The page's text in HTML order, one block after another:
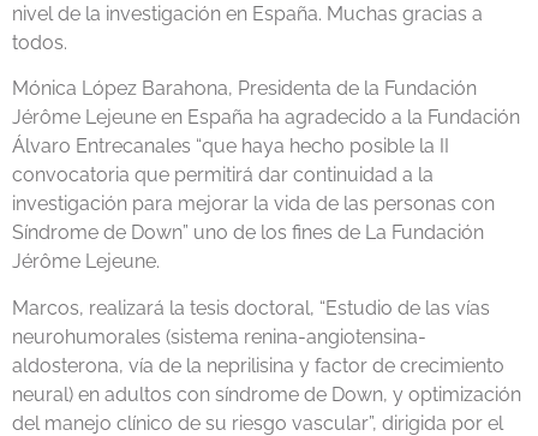
nivel de la investigación en España. Muchas gracias a
todos.
Mónica López Barahona, Presidenta de la Fundación
Jérôme Lejeune en España ha agradecido a la Fundación
Álvaro Entrecanales “que haya hecho posible la II
convocatoria que permitirá dar continuidad a la
investigación para mejorar la vida de las personas con
Síndrome de Down” uno de los fines de La Fundación
Jérôme Lejeune.
Marcos, realizará la tesis doctoral, “Estudio de las vías
neurohumorales (sistema renina-angiotensina-
aldosterona, vía de la neprilisina y factor de crecimiento
neural) en adultos con síndrome de Down, y optimización
del manejo clínico de su riesgo vascular”, dirigida por el